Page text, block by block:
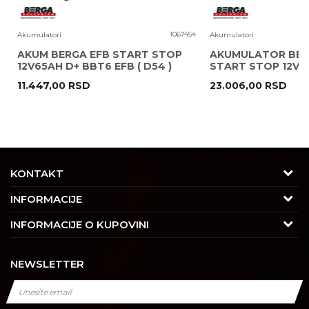
POŠALJI
Akumulatori 1067454
AKUM BERGA EFB START STOP
12V65AH D+ BBT6 EFB ( D54 )
11.447,00 RSD
Akumulatori
AKUMULATOR
START STOP
23.006,00 RSD
KONTAKT
Adresa
Trgovačka 7/2, Čukarica
11030 Beograd, Srbija
Radno vreme
INFORMACIJE
O nama
Saradnja
Kontakt
INFORMACIJE O KUPOVINI
Izjava o privatnosti i sigurnosti podataka
Kako kupiti
NEWSLETTER